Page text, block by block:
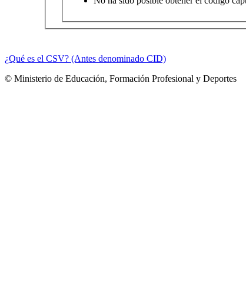
¿Qué es el CSV? (Antes denominado CID)
© Ministerio de Educación, Formación Profesional y Deportes